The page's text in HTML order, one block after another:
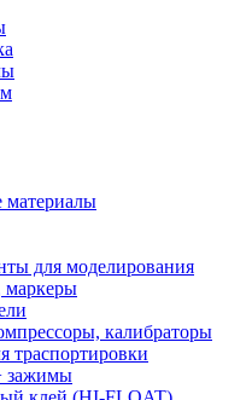
материалы
для моделирования
маркеры
калибраторы
траспортировки
зажимы